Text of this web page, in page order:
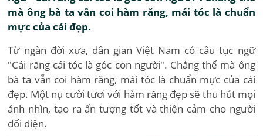
mà ông bà ta vẫn coi hàm răng, mái tóc là chuẩn
mực của cái đẹp.
Từ ngàn đời xưa, dân gian Việt Nam có câu tục ngữ
"Cái răng cái tóc là góc con người". Chẳng thế mà ông
bà ta vẫn coi hàm răng, mái tóc là chuẩn mực của cái
đẹp. Một nụ cười tươi với hàm răng đẹp sẽ thu hút mọi
ánh nhìn, tạo ra ấn tượng tốt và thiện cảm cho người
đối diện.